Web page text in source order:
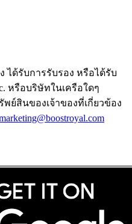
ได้รับการรับรอง หรือได้รับ
หรือบริษัทในเครือใดๆ
ย์สินของเจ้าของที่เกี่ยวข้อง